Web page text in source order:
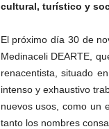
cultural, turístico y
El próximo día 30 de
Medinaceli DEARTE,
renacentista, situado
intenso y exhaustivo
nuevos usos, como un
tanto los nombres